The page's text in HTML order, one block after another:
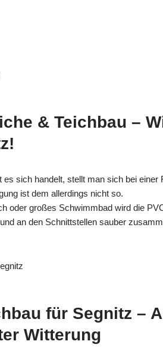
& Teichbau –
sich handelt, stellt man sich bei einer
ist dem allerdings nicht so.
oder großes Schwimmbad wird die
an den Schnittstellen sauber
für Segnitz –
Witterung